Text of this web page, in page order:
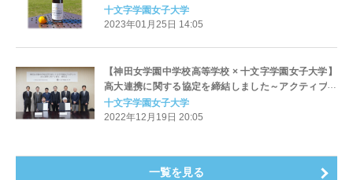
発｜十文字学園女子大学 食品開発学科
十文字学園女子大学
2023年01月25日 14:05
【神田女学園中学校高等学校 × 十文字学園女子大学】
高大連携に関する協定を締結しました～アクティブラ
ーニング、ICT活用等で連携～
十文字学園女子大学
2022年12月19日 20:05
一覧を見る